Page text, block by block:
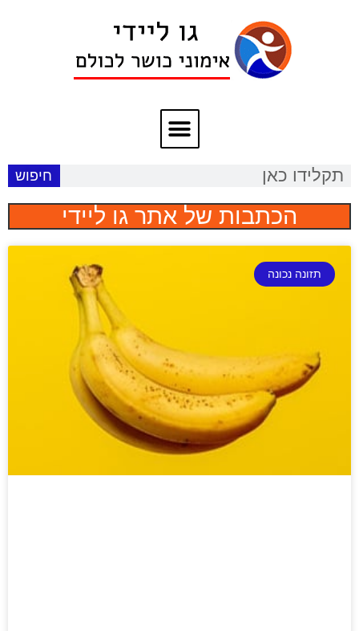
חיפוש
הכתבות של אתר גו ליידי
תזונה נכונה